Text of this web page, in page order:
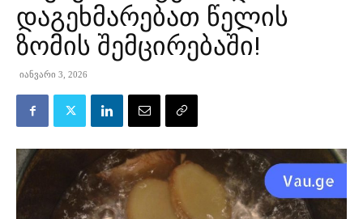
დაგეხმარებათ წელის
ზომის შემცირებაში!
იანვარი 3, 2026